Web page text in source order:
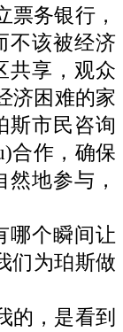
票务银行，
不该被经济
共享，观众
济困难的家
斯市民咨询
合作，确保
地参与，
哪个瞬间让
们为珀斯做
的，是看到